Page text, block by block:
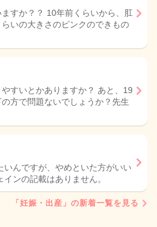
すか？？ 10年前くらいから、肛
いの大きさのピンクのできもの
すいとかありますか？ あと、19
方で問題ないでしょうか？先生
いんですが、やめといた方がいい
ンの記載はありません。
「妊娠・出産」の新着一覧を見る